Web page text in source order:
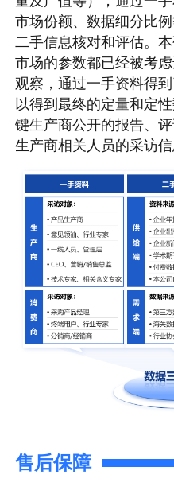
市场份额、数据细分比
二手信息核对和评估。
市场的参数都已经被考
观察，通过一手资料得
以得到最终的定量和定
键生产商公开的报告、
生产商相关人员的采访信
售后保障